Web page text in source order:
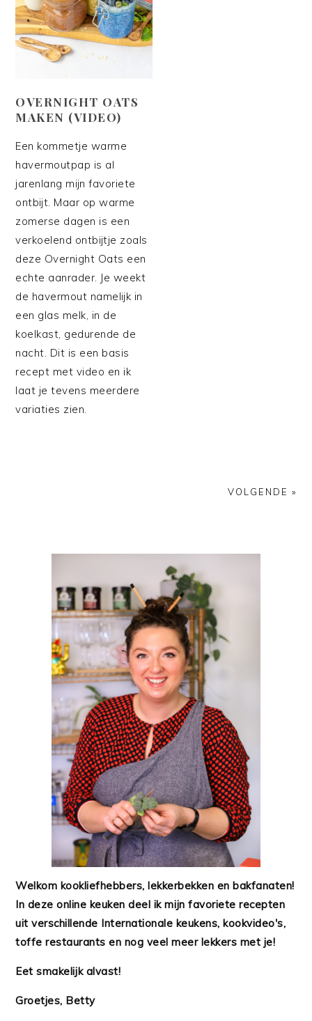
OVERNIGHT OATS
MAKEN (VIDEO)
Een kommetje warme
havermoutpap is al
jarenlang mijn favoriete
ontbijt. Maar op warme
zomerse dagen is een
verkoelend ontbijtje zoals
deze Overnight Oats een
echte aanrader. Je weekt
de havermout namelijk in
een glas melk, in de
koelkast, gedurende de
nacht. Dit is een basis
recept met video en ik
laat je tevens meerdere
variaties zien.
VOLGENDE »
Welkom kookliefhebbers, lekkerbekken en bakfanaten!
In deze online keuken deel ik mijn favoriete recepten
uit verschillende Internationale keukens, kookvideo's,
toffe restaurants en nog veel meer lekkers met je!
Eet smakelijk alvast!
Groetjes, Betty